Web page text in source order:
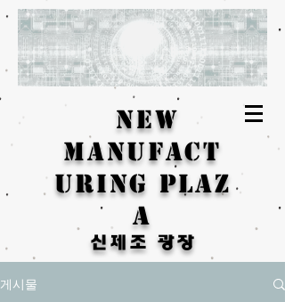
New
Manufact
uring Plaz
a
신제조 광장
게시물